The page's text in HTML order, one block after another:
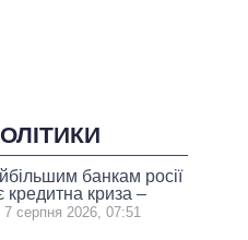
банкам росії
кредитна криза –
7 серпня 2026, 07:51